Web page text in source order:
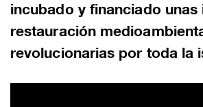
incubado y financiado unas
restauración
revolucionarias por toda la